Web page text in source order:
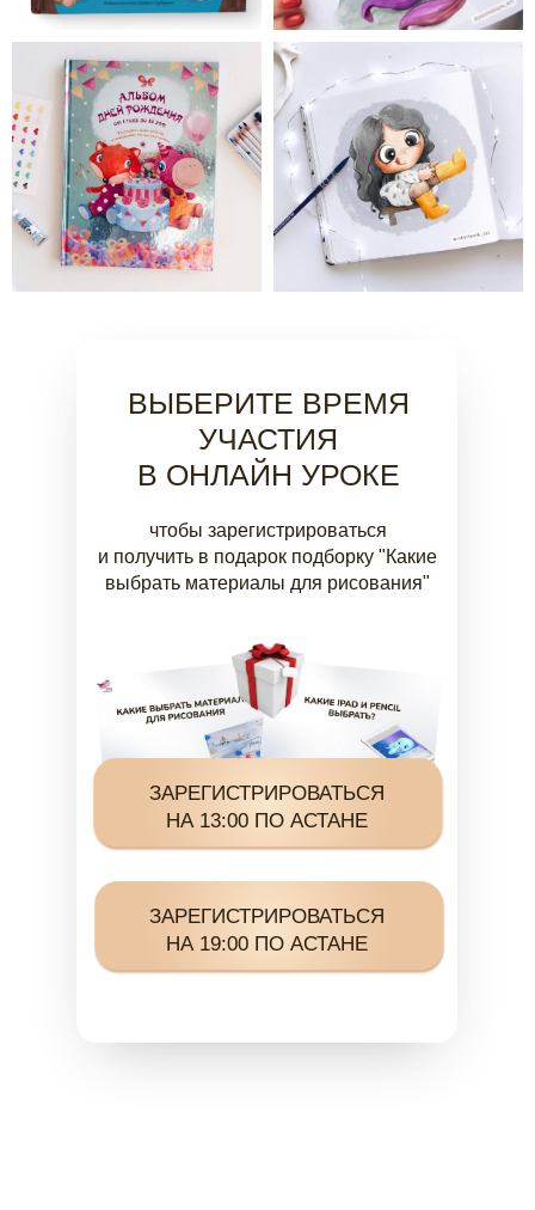
ВЫБЕРИТЕ ВРЕМЯ
УЧАСТИЯ
В ОНЛАЙН УРОКЕ
ЗАРЕГИСТРИРОВАТЬСЯ
НА 13:00 ПО АСТАНЕ
ЗАРЕГИСТРИРОВАТЬСЯ
НА 19:00 ПО АСТАНЕ
чтобы зарегистрироваться
и получить в подарок подборку "Какие
выбрать материалы для рисования"